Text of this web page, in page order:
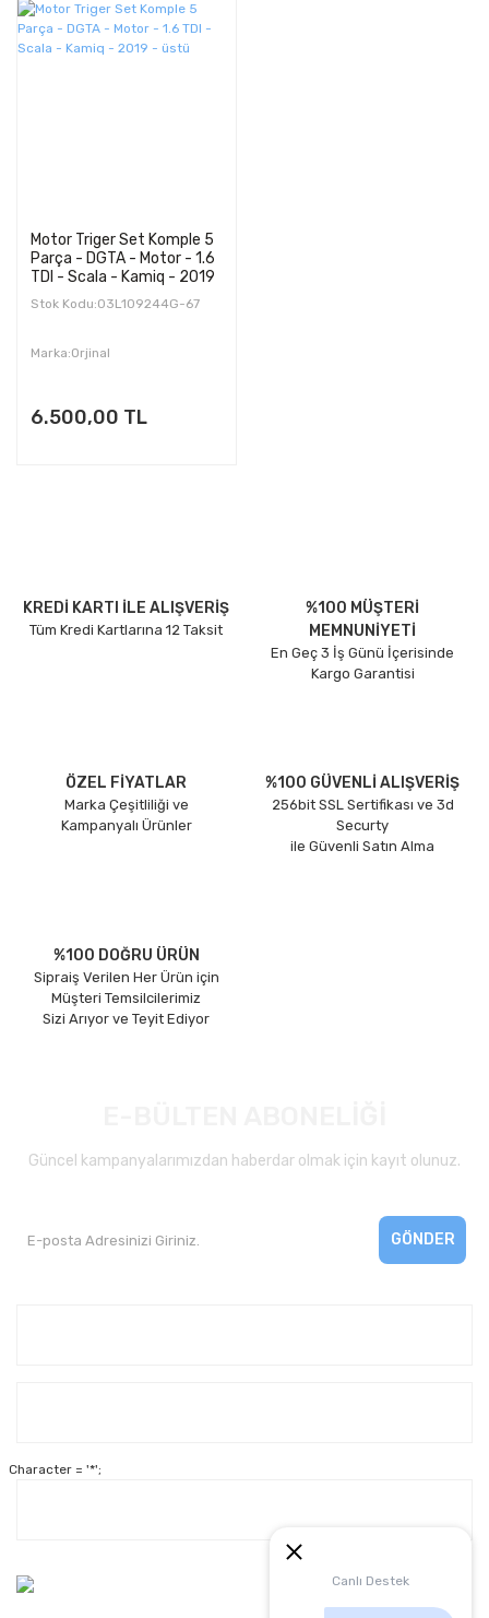
Canlı Destek
Motor Triger Set Komple 5
Parça - DGTA - Motor - 1.6
TDI - Scala - Kamiq - 2019
- üstü
Stok Kodu:03L109244G-67
Marka:Orjinal
6.500,00 TL
KREDİ KARTI İLE ALIŞVERİŞ
Tüm Kredi Kartlarına 12 Taksit
%100 MÜŞTERİ
MEMNUNİYETİ
En Geç 3 İş Günü İçerisinde
Kargo Garantisi
ÖZEL FİYATLAR
Marka Çeşitliliği ve
Kampanyalı Ürünler
%100 GÜVENLİ ALIŞVERİŞ
256bit SSL Sertifikası ve 3d
Securty
ile Güvenli Satın Alma
%100 DOĞRU ÜRÜN
Sipraiş Verilen Her Ürün için
Müşteri Temsilcilerimiz
Sizi Arıyor ve Teyit Ediyor
Güncel kampanyalarımızdan haberdar olmak için kayıt olunuz.
GÖNDER
Character = '*';